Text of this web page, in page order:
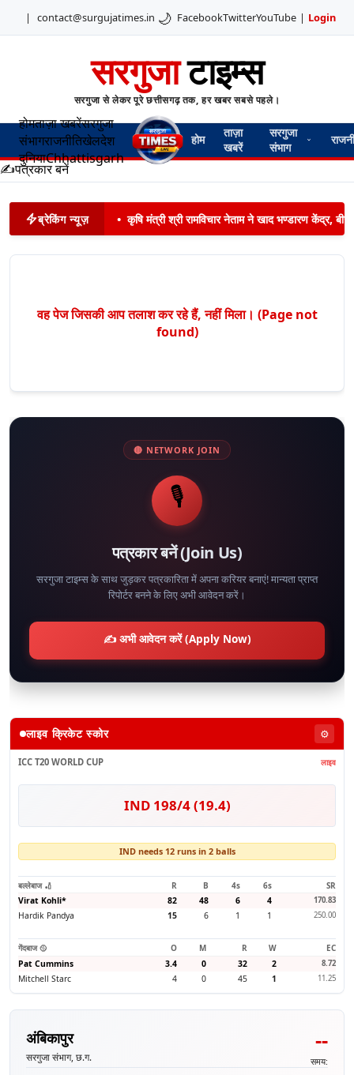
| contact@surgujatimes.in 🌙 FacebookTwitterYouTube | Login
सरगुजाटाइम्स
सरगुजा से लेकर पूरे छत्तीसगढ़ तक, हर खबर सबसे पहले।
होमताज़ा खबरेंसरगुजा
संभागराजनीतिखेलदेश
दुनियाChhattisgarh
होम
ताज़ा
खबरें
सरगुजा
संभाग
✍️पत्रकार बनें
ब्रेकिंग न्यूज़ • कृषि मंत्री श्री रामविचार नेताम ने खाद भण्डारण केंद्र,
वह पेज जिसकी आप तलाश कर रहे हैं, नहीं मिला। (Page not
found)
🔴 NETWORK JOIN
🎙️
पत्रकार बनें (Join Us)
सरगुजा टाइम्स के साथ जुड़कर पत्रकारिता में अपना करियर बनाएं! मान्यता प्राप्त
रिपोर्टर बनने के लिए अभी आवेदन करें।
✍️ अभी आवेदन करें (Apply Now)
लाइव क्रिकेट स्कोर ⚙️
ICC T20 WORLD CUP लाइव
IND 198/4 (19.4)
IND needs 12 runs in 2 balls
बल्लेबाज 🏏 R B 4s 6s
SR
Virat Kohli* 82 48 6 4 170.83
Hardik Pandya 15 6 1 1 250.00
गेंदबाज 🥎 O M R W
EC
Pat Cummins
3.4 0 32 2 8.72
Mitchell Starc 4 0 45 1 11.25
अंबिकापुर
सरगुजा संभाग, छ.ग.
--
समय: